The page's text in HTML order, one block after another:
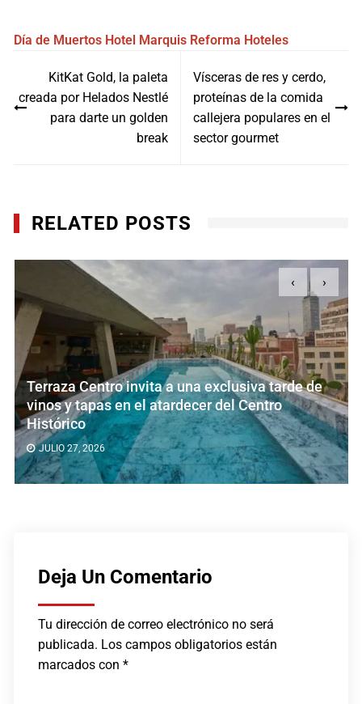
Día de Muertos Hotel Marquis Reforma Hoteles
entradas
KitKat Gold, la paleta
creada por Helados Nestlé
para darte un golden
break
Vísceras de res y cerdo,
proteínas de la comida
callejera populares en el
sector gourmet
RELATED POSTS
Terraza Centro invita a una exclusiva tarde de
vinos y tapas en el atardecer del Centro
Histórico
JULIO 27, 2026
‹ ›
Deja Un Comentario
Tu dirección de correo electrónico no será
publicada. Los campos obligatorios están
marcados con*